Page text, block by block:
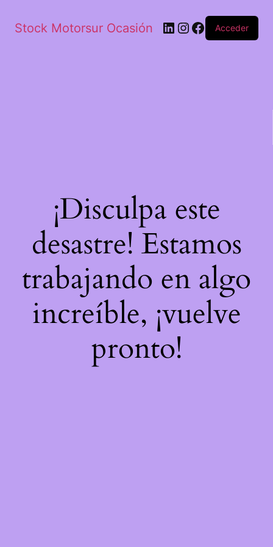
Stock Motorsur Ocasión Acceder
¡Disculpa este
desastre! Estamos
trabajando en algo
increíble, ¡vuelve
pronto!